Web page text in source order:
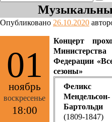
Опубликовано 26.10.2020
01
ноябрь
воскресенье
18:00
Концерт
Федерации
сезоны»
Феликс
Мендельсон-
Бартольди
(1809-1847)